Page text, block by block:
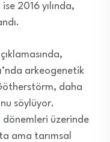
2016 yılında,
arkeogenetik
daha
söylüyor.
dönemleri üzerinde
ama tarımsal